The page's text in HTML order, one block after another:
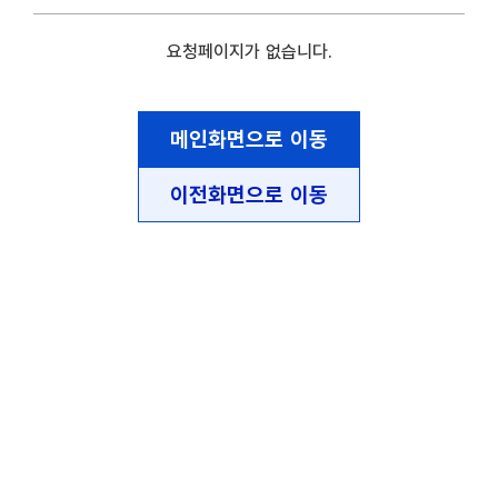
요청페이지가 없습니다.
메인화면으로 이동
이전화면으로 이동